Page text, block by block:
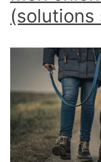
(solutions